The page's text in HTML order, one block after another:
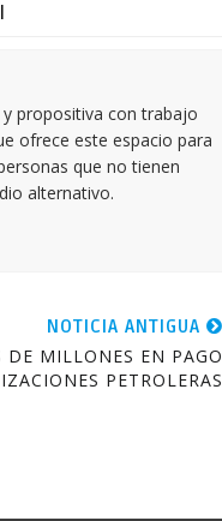
y propositiva con trabajo
ofrece este espacio para
que no tienen
alternativo.
NOTICIA ANTIGUA
DE MILLONES EN PAGO
PETROLERAS